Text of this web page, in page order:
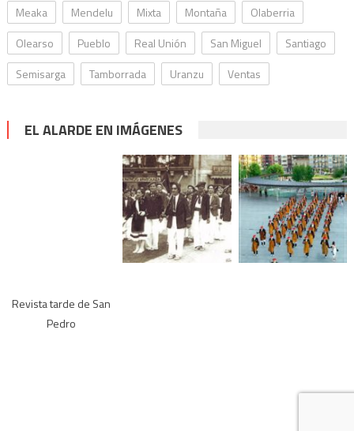
Meaka
Mendelu Mixta Montaña
Olaberria
Olearso
Pueblo Real Unión San Miguel
Santiago
Semisarga
Tamborrada Uranzu Ventas
EL ALARDE EN IMÁGENES
Revista tarde de San
Pedro